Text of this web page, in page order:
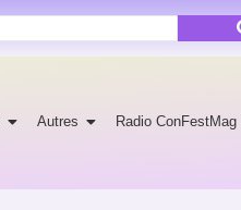
Autres Radio ConFestMag